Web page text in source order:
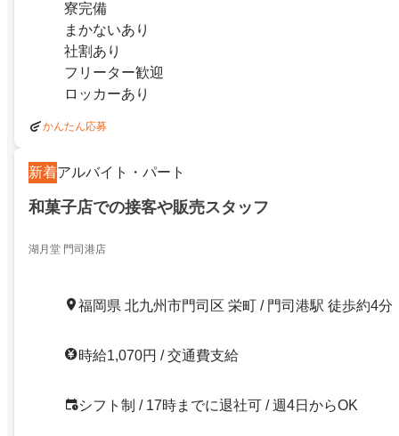
寮完備
まかないあり
社割あり
フリーター歓迎
ロッカーあり
かんたん応募
新着アルバイト・パート
和菓子店での接客や販売スタッフ
湖月堂 門司港店
福岡県 北九州市門司区 栄町 / 門司港駅 徒歩約4分
時給1,070円 / 交通費支給
シフト制 / 17時までに退社可 / 週4日からOK